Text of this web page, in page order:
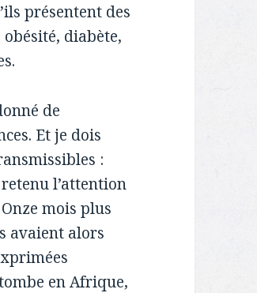
présentent des
diabète,
de
Et je dois
:
l’attention
mois plus
avaient alors
en Afrique,